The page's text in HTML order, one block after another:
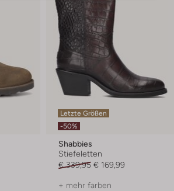
Letzte Größen
-50%
Shabbies
Stiefeletten
€ 339,95 € 169,99
+ mehr farben